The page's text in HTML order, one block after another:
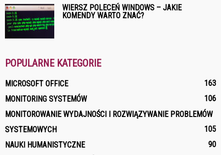
WIERSZ POLECEŃ WINDOWS – JAKIE
KOMENDY WARTO ZNAĆ?
POPULARNE KATEGORIE
MICROSOFT OFFICE
163
MONITORING SYSTEMÓW
106
MONITOROWANIE WYDAJNOŚCI I ROZWIĄZYWANIE PROBLEMÓW
SYSTEMOWYCH
105
NAUKI HUMANISTYCZNE
90